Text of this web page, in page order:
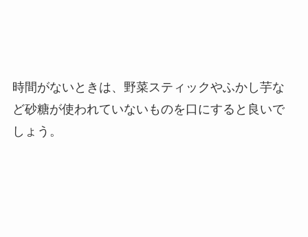
時間がないときは、野菜スティックやふかし芋な
ど砂糖が使われていないものを口にすると良いで
しょう。